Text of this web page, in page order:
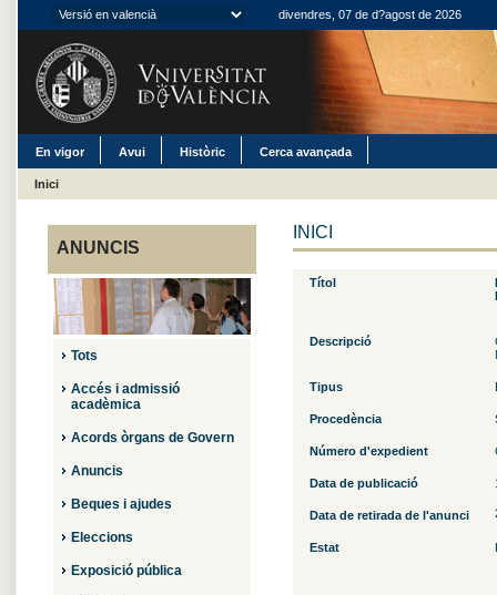
divendres, 07 de d?agost de 2026
En vigor Avui Històric Cerca avançada
Inici
ANUNCIS
Tots
Accés i admissió
acadèmica
Acords òrgans de Govern
Anuncis
Beques i ajudes
Eleccions
Exposició pública
INICI
Títol
Descripció
Tipus
Procedència
Número d'expedient
Data de publicació
Data de retirada de l'anunci
Estat